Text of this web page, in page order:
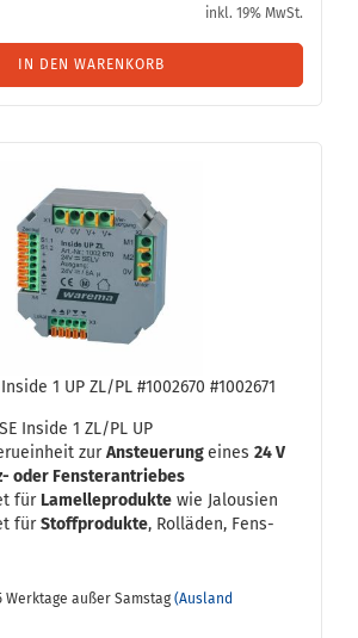
inkl. 19% MwSt.
IN DEN WARENKORB
In­si­de 1 UP ZL/PL #1002670 #1002671
In­si­de 1 ZL/PL UP
zurAn­steue­rungeines 24 V
oder Fens­ter­an­trie­bes
für La­mel­le­pro­duk­te wie Ja­lou­sien
fürStoff­pro­duk­te, Rol­lä­den, Fens­
Werktage außer Samstag (Ausland